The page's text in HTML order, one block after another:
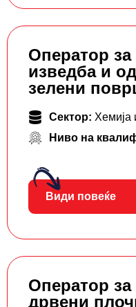
Оператор
изведба и
зелени
Сектор: Хемија
Ниво на
Види повеќе
Оператор
дрвени